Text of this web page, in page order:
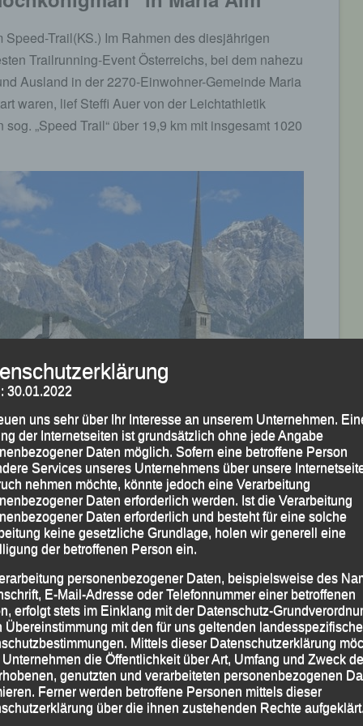
Trail(KS.) Im Rahmen des diesjährigen
Trailrunning-Event Österreichs, bei dem nahezu
Ausland in der 2270-Einwohner-Gemeinde Maria
waren, lief Steffi Auer von der Leichtathletik
„Speed Trail“ über 19,9 km mit insgesamt 1020
30.01.2022
uns sehr über Ihr Interesse an unserem Unternehmen.
der Internetseiten ist grundsätzlich ohne jede Angabe
Daten möglich. Sofern eine betroffene Person
Services unseres Unternehmens über unsere
nehmen möchte, könnte jedoch eine Verarbeitung
Daten erforderlich werden. Ist die Verarbeitung
Daten erforderlich und besteht für eine solche
keine gesetzliche Grundlage, holen wir generell eine
der betroffenen Person ein.
personenbezogener Daten, beispielsweise des
E-Mail-Adresse oder Telefonnummer einer betroffenen
erfolgt stets im Einklang mit der Datenschutz-
Übereinstimmung mit den für uns geltenden
Mittels dieser Datenschutzerklärung
die Öffentlichkeit über Art, Umfang und Zweck
genutzten und verarbeiteten personenbezogenen
Ferner werden betroffene Personen mittels dieser
über die ihnen zustehenden Rechte